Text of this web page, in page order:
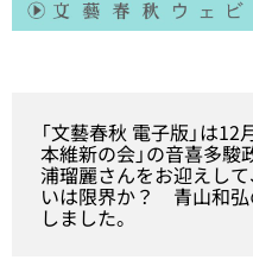
「文藝春秋 電子版」は12
本維新の会」の音喜多
浦瑠麗さんをお迎えし
いは限界か？ 青山和弘
しました。